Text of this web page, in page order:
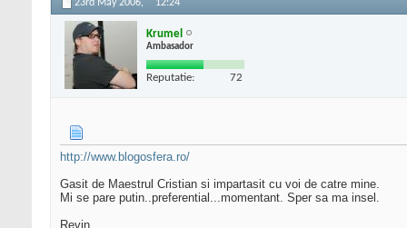
23rd May 2006, 12:24
Krumel
Ambasador
Reputatie: 72
http://www.blogosfera.ro/
Gasit de Maestrul Cristian si impartasit cu voi de catre mine.
Mi se pare putin..preferential...momentant. Sper sa ma insel.
Revin.